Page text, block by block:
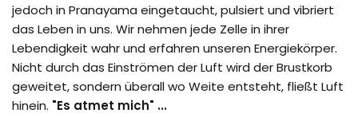
jedoch in Pranayama eingetaucht, pulsiert und vibriert
das Leben in uns. Wir nehmen jede Zelle in ihrer
Lebendigkeit wahr und erfahren unseren Energiekörper.
Nicht durch das Einströmen der Luft wird der Brustkorb
geweitet, sondern überall wo Weite entsteht, fließt Luft
hinein. "Es atmet mich" ...